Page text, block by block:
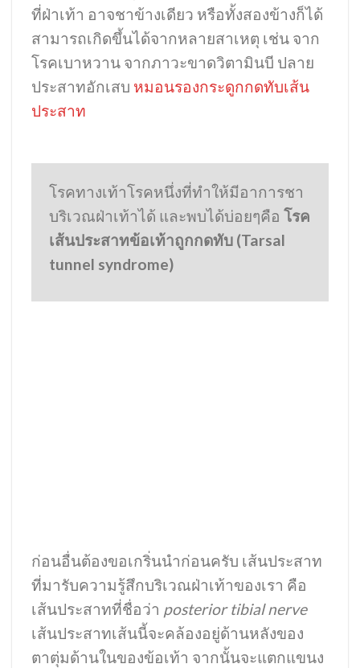
ที่ฝ่าเท้า อาจชาข้างเดียว หรือทั้งสองข้างก็ได้
สามารถเกิดขึ้นได้จากหลายสาเหตุ เช่น จาก
โรคเบาหวาน จากภาวะขาดวิตามินบี ปลาย
ประสาทอักเสบ หมอนรองกระดูกกดทับเส้น
ประสาท
โรคทางเท้าโรคหนึ่งที่ทำให้มีอาการชา
บริเวณฝ่าเท้าได้ และพบได้บ่อยๆคือ โรค
เส้นประสาทข้อเท้าถูกกดทับ (Tarsal
tunnel syndrome)
ก่อนอื่นต้องขอเกริ่นนำก่อนครับ เส้นประสาท
ที่มารับความรู้สึกบริเวณฝ่าเท้าของเรา คือ
เส้นประสาทที่ชื่อว่า posterior tibial nerve
เส้นประสาทเส้นนี้จะคล้องอยู่ด้านหลังของ
ตาตุ่มด้านในของข้อเท้า จากนั้นจะแตกแขนง